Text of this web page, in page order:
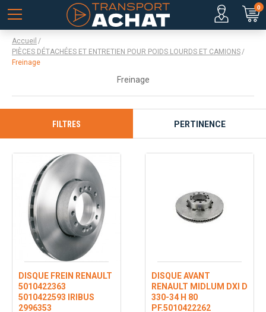
Accueil
PIÈCES DÉTACHÉES ET ENTRETIEN POUR POIDS LOURDS ET CAMIONS
Freinage
Freinage
FILTRES PERTINENCE
DISQUE FREIN RENAULT
5010422363
5010422593 IRIBUS
2996353
DISQUE AVANT
RENAULT MIDLUM DXI D
330-34 H 80
PF.5010422262
0